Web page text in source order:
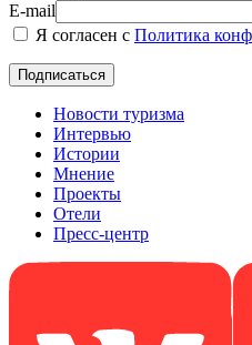
E-mail
Я согласен с Политика
Новости туризма
Интервью
Истории
Мнение
Проекты
Отели
Пресс-центр